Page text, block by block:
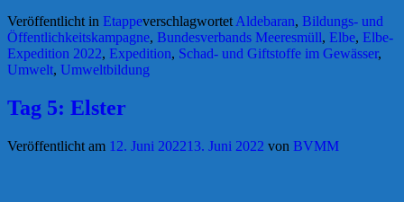
Veröffentlicht in Etappeverschlagwortet Aldebaran, Bildungs- und
Öffentlichkeitskampagne, Bundesverbands Meeresmüll, Elbe, Elbe-
Expedition 2022, Expedition, Schad- und Giftstoffe im Gewässer,
Umwelt, Umweltbildung
Tag 5: Elster
Veröffentlicht am 12. Juni 202213. Juni 2022 von BVMM